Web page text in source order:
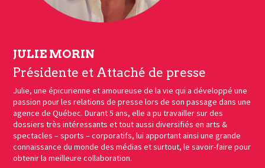
JULIE MORIN
Présidente et Attaché de presse
Julie, une épicurienne et amoureuse de la vie qui a développé une
passion pour les relations de presse lors de son passage dans une
agence de Québec. Durant 5 ans, elle a pu travailler sur des
dossiers très intéressants et tout aussi diversifiés en arts &
spectacles – sports – corporatifs, lui apportant ainsi une grande
connaissance du monde des médias et surtout, le savoir-faire pour
obtenir la meilleure collaboration.